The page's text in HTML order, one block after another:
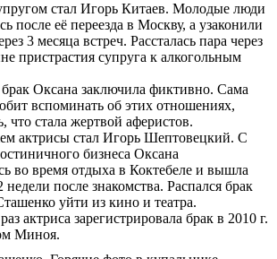
стал Игорь Китаев. Молодые люди
после её переезда в Москву, а узаконили
3 месяца встреч. Рассталась пара через
пристрастия супруга к алкогольным
Оксана заключила фиктивно. Сама
вспоминать об этих отношениях,
что стала жертвой аферистов.
актрисы стал Игорь Шептовецкий. С
бизнеса Оксана
во время отдыха в Коктебеле и вышла
недели после знакомства. Распался брак
уйти из кино и театра.
актриса зарегистрировала брак в 2010 г.
Миноя.